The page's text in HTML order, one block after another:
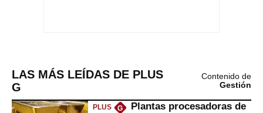
LAS MÁS LEÍDAS DE PLUS
G
Contenido de
Gestión
PLUS G
Plantas procesadoras de